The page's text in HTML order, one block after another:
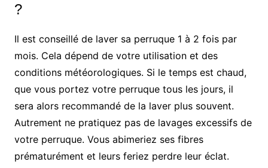
?
Il est conseillé de laver sa perruque 1 à 2 fois par
mois. Cela dépend de votre utilisation et des
conditions météorologiques. Si le temps est chaud,
que vous portez votre perruque tous les jours, il
sera alors recommandé de la laver plus souvent.
Autrement ne pratiquez pas de lavages excessifs de
votre perruque. Vous abimeriez ses fibres
prématurément et leurs feriez perdre leur éclat.